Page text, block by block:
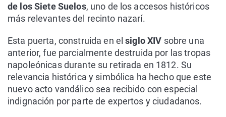
de los Siete Suelos, uno de los accesos históricos
más relevantes del recinto nazarí.
Esta puerta, construida en elsiglo XIV sobre una
anterior, fue parcialmente destruida por las tropas
napoleónicas durante su retirada en 1812. Su
relevancia histórica y simbólica ha hecho que este
nuevo acto vandálico sea recibido con especial
indignación por parte de expertos y ciudadanos.